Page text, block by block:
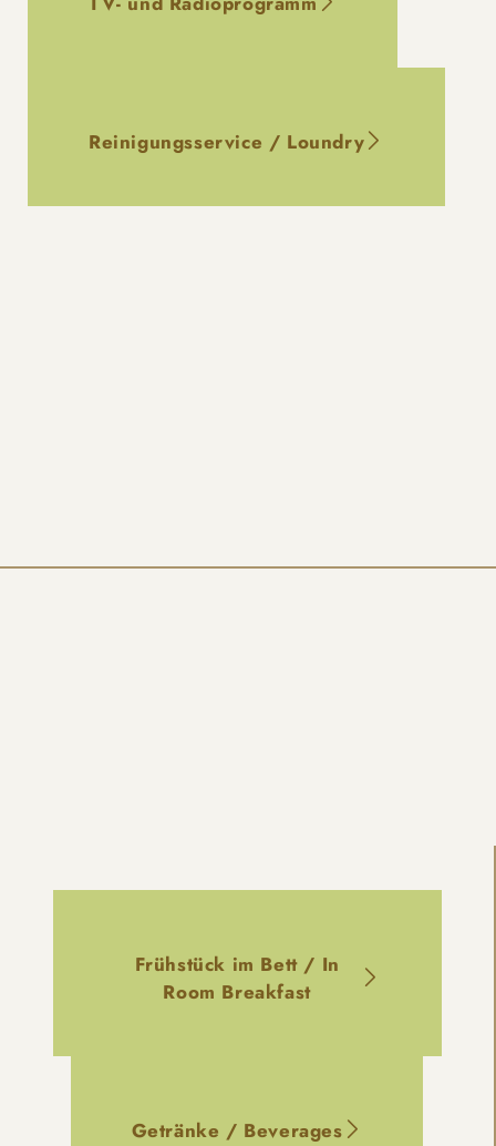
Reinigungsservice / Loundry
Frühstück im Bett / In
Room Breakfast
Getränke / Beverages